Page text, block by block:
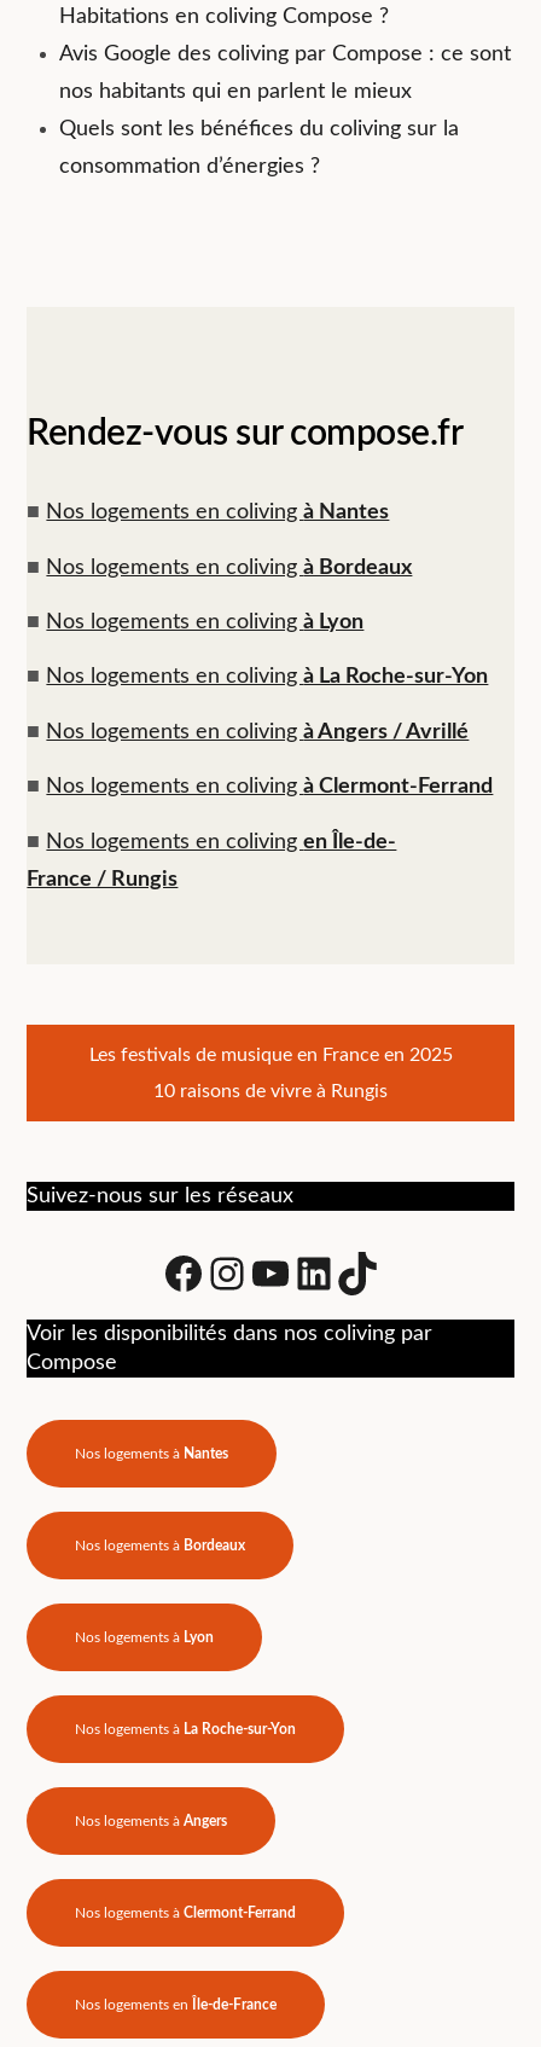
Habitations en coliving Compose ?
Avis Google des coliving par Compose : ce sont
nos habitants qui en parlent le mieux
Quels sont les bénéfices du coliving sur la
consommation d’énergies ?
Rendez-vous sur compose.fr
■ Nos logements en colivingà Nantes
■ Nos logements en colivingà Bordeaux
■ Nos logements en colivingà Lyon
■ Nos logements en colivingà La Roche-sur-Yon
■ Nos logements en colivingà Angers / Avrillé
■ Nos logements en colivingà Clermont-Ferrand
■ Nos logements en colivingen Île-de-
France / Rungis
Navigation
de
l’article
Les festivals de musique en France en 2025
10 raisons de vivre à Rungis
Suivez-nous sur les réseaux
Facebook
Instagram
Youtube
LinkedIn
tiktok
Voir les disponibilités dans nos coliving par
Compose
Nos logements à Nantes
Nos logements à Bordeaux
Nos logements à Lyon
Nos logements à La Roche-sur-Yon
Nos logements àAngers
Nos logements àClermont-Ferrand
Nos logements en Île-de-France